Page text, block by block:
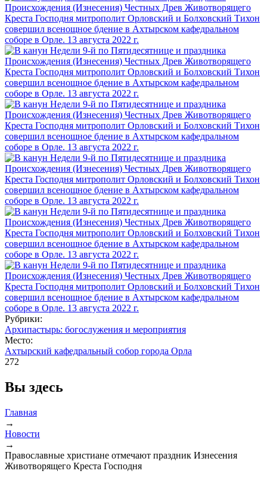
Рубрики:
Архипастырь: богослужения и мероприятия
Место:
Ахтырский кафедральный собор города Орла
272
Вы здесь
Главная
→
Новости
→
Православные христиане отмечают праздник Изнесения
Животворящего Креста Господня